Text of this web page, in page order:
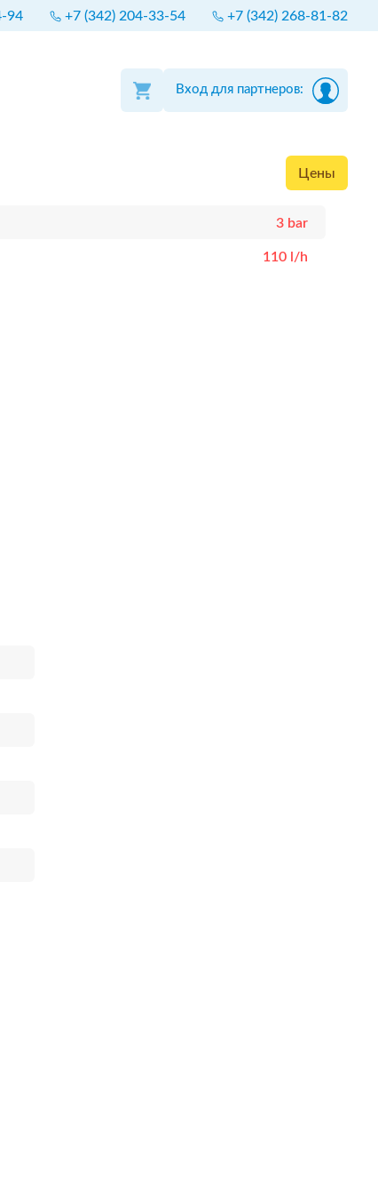
94 +7 (342) 204-33-54 +7 (342) 268-81-82
Вход для партнеров:
Цены
3 bar
110 l/h